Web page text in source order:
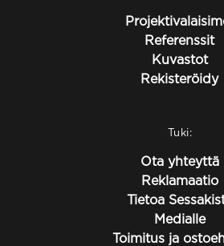
Referenssit
Kuvastot
Rekisteröidy
Tuki:
Ota yhteyttä
Reklamaatio
Tietoa
Medialle
Toimitus ja